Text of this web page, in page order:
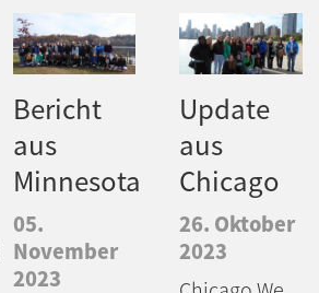
Bericht
aus
Minnesota
05.
November
2023
Update
aus
Chicago
26. Oktober
2023